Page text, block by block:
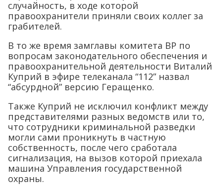
случайность, в ходе которой
правоохранители приняли своих коллег за
грабителей.
В то же время замглавы комитета ВР по
вопросам законодательного обеспечения и
правоохранительной деятельности Виталий
Куприй в эфире телеканала “112” назвал
“абсурдной” версию Геращенко.
Также Куприй не исключил конфликт между
представителями разных ведомств или то,
что сотрудники криминальной разведки
могли сами проникнуть в частную
собственность, после чего сработала
сигнализация, на вызов которой приехала
машина Управления государственной
охраны.